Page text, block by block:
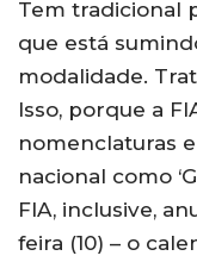
Tem tradicional
que está
modalidade.
Isso, porque a
nomenclaturas
nacional como
FIA, inclusive,
feira (10) – o